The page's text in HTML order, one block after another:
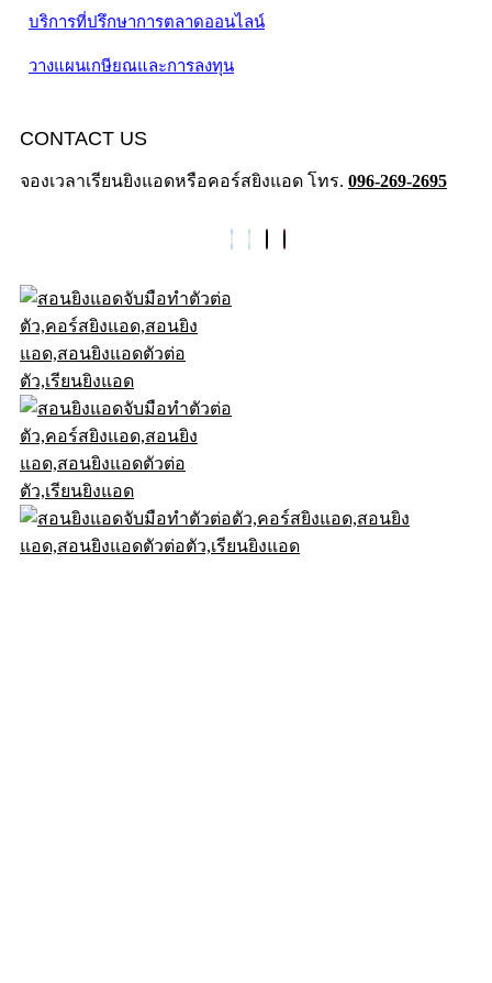
บริการที่ปรึกษาการตลาดออนไลน์
วางแผนเกษียณและการลงทุน
CONTACT US
จองเวลาเรียนยิงแอดหรือคอร์สยิงแอด โทร. 096-269-2695